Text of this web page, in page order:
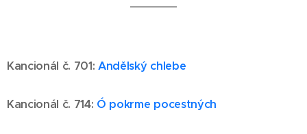
Kancionál č. 701:Andělský chlebe
Kancionál č. 714: Ó pokrme pocestných